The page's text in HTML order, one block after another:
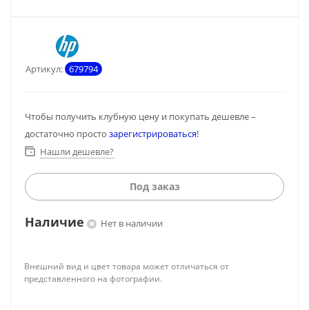
Артикул: 679794
Чтобы получить клубную цену и покупать дешевле –
достаточно просто зарегистрироваться!
Нашли дешевле?
Под заказ
Наличие Нет в наличии
Внешний вид и цвет товара может отличаться от
представленного на фотографии.